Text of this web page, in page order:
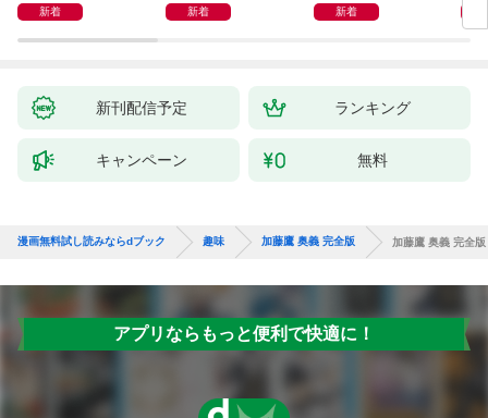
新着 新着 新着
新刊配信予定 ランキング
キャンペーン 無料
漫画無料試し読みならdブック 趣味 加藤鷹 奥義 完全版 加藤鷹 奥義 完全版
アプリならもっと便利で快適に！